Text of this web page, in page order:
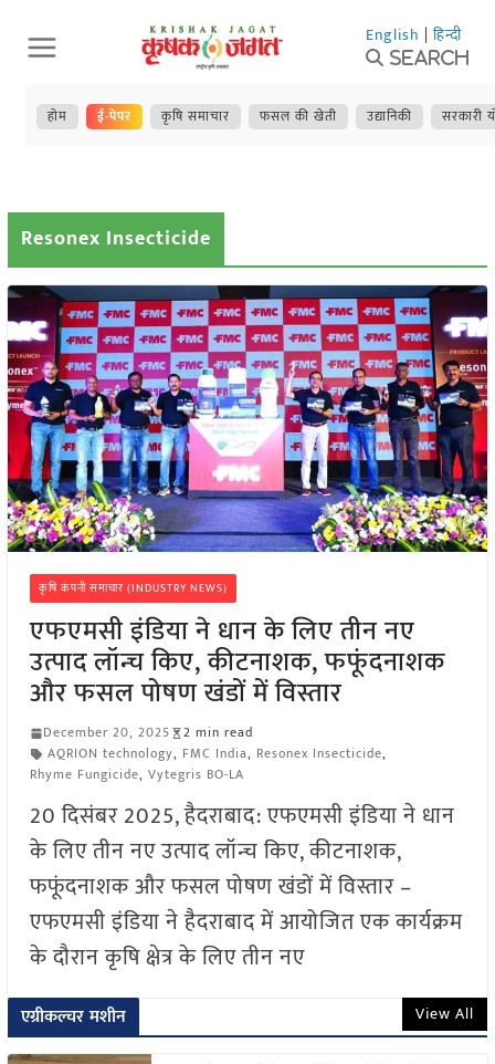
Skip
to
content
English | हिन्दी
Search
होम ई-पेपर कृषि समाचार फसल की खेती उद्यानिकी सरकारी
Resonex Insecticide
कृषि कंपनी समाचार (INDUSTRY NEWS)
एफएमसी इंडिया ने धान के लिए तीन नए
उत्पाद लॉन्च किए, कीटनाशक, फफूंदनाशक
और फसल पोषण खंडों में विस्तार
December 20, 2025
2 min read
AQRION technology, FMC India, Resonex Insecticide,
Rhyme Fungicide, Vytegris BO-LA
20 दिसंबर 2025, हैदराबाद: एफएमसी इंडिया ने धान
के लिए तीन नए उत्पाद लॉन्च किए, कीटनाशक,
फफूंदनाशक और फसल पोषण खंडों में विस्तार –
एफएमसी इंडिया ने हैदराबाद में आयोजित एक कार्यक्रम
के दौरान कृषि क्षेत्र के लिए तीन नए
एग्रीकल्चर मशीन View All